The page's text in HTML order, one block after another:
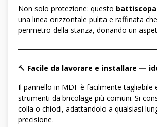
Non solo protezione: questo
una linea orizzontale pulita e raffinata
perimetro della stanza, donando un
🔨 Facile da lavorare e installare —
Il pannello in MDF è facilmente tagliabile
strumenti da bricolage più comuni. Si
colla o chiodi, adattandolo a qualsiasi
precisione.